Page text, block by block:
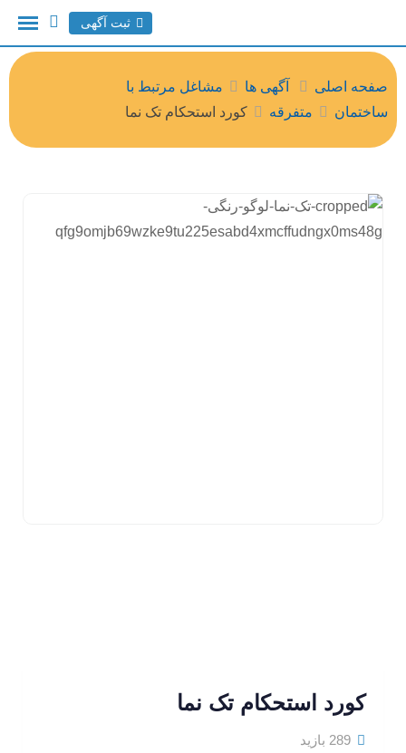
ثبت آگهی
صفحه اصلی آگهی ها
مشاغل مرتبط با
ساختمان
متفرقه کورد استحکام تک نما
کورد استحکام تک نما
289 بازید